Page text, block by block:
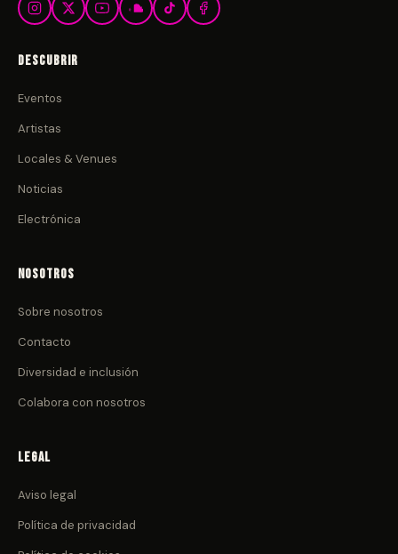
Descubrir
Eventos
Artistas
Locales & Venues
Noticias
Electrónica
Nosotros
Sobre nosotros
Contacto
Diversidad e inclusión
Colabora con nosotros
Legal
Aviso legal
Política de privacidad